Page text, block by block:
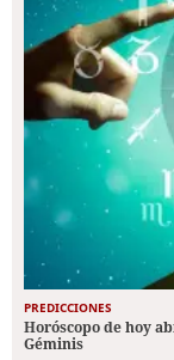
PREDICCIONES
Horóscopo de hoy
Géminis